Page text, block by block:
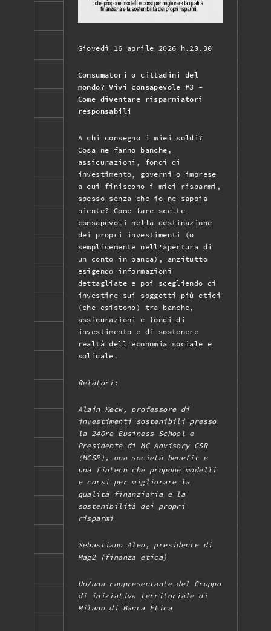
Giovedì 16 aprile 2026 h.20.30
Consumatori o cittadini del
mondo? Vivi consapevole #3 -
Come diventare risparmiatori
responsabili
A chi consegno i miei soldi?
Cosa ne fanno banche,
assicurazioni, fondi di
investimento, governi o imprese
a cui finiscono i miei risparmi,
spesso senza che io ne sappia
niente? Come fare scelte
consapevoli nella destinazione
dei propri investimenti (o
semplicemente nell'apertura di
un conto in banca), anzitutto
esigendo informazioni
dettagliate e poi scegliendo di
investire sui soggetti più etici
(che esistono) tra banche,
assicurazioni e fondi di
investimento e di sostenere
realtà dell'economia sociale e
solidale.
Relatori:
Alain Keck, professore di
investimenti sostenibili presso
la 24Ore Business School e
Presidente di MC Advisory CSR
(MCSR), una società benefit e
una fintech che propone modelli
e corsi per migliorare la
qualità finanziaria e la
sostenibilità dei propri
risparmi
Sebastiano Aleo, presidente di
Mag2 (finanza etica)
Un/una rappresentante del Gruppo
di iniziativa territoriale di
Milano di Banca Etica